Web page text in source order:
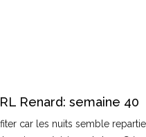
Renard: semaine 40
car les nuits semble